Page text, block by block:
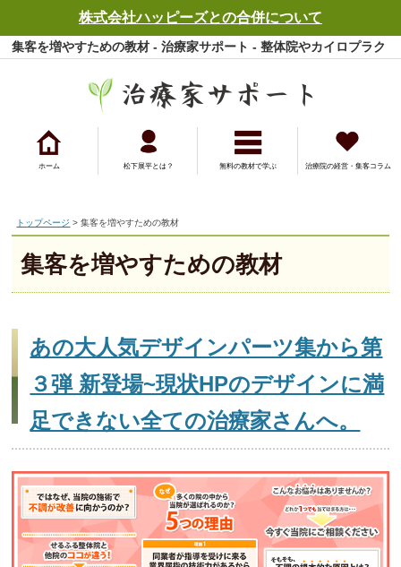
集客を増やすための教材 - 治療家サポート - 整体院やカイロプラク
ホーム 松下展平とは？ 無料の教材で学ぶ 治療院の経営・集客コラム
トップページ > 集客を増やすための教材
集客を増やすための教材
あの大人気デザインパーツ集から第
３弾 新登場~現状HPのデザインに満
足できない全ての治療家さんへ。
株式会社ハッピーズとの合併について